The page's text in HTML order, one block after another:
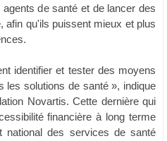
de santé et de lancer des
afin qu'ils puissent mieux et plus
identifier et tester des moyens
les solutions de santé », indique
Novartis. Cette dernière qui
financière à long terme
national des services de santé